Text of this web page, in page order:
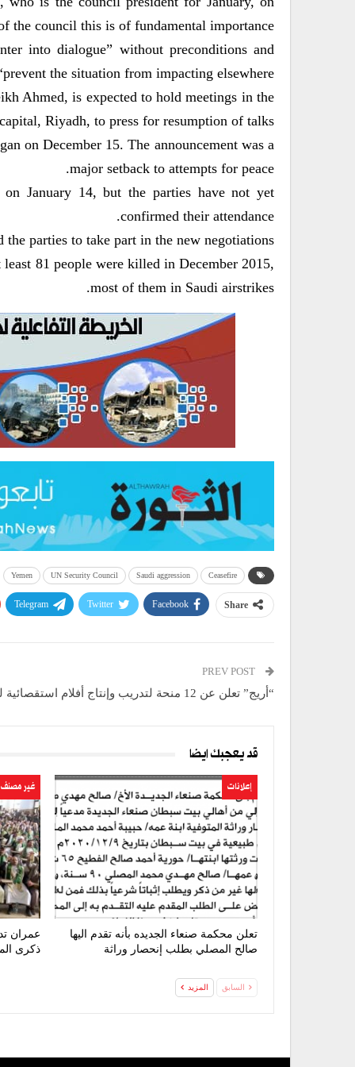
the council this is of fundamental importance.”
into dialogue” without preconditions and
the situation from impacting elsewhere.”
Ahmed, is expected to hold meetings in the
Riyadh, to press for resumption of talks.
on December 15. The announcement was a
major setback to attempts for peace.
January 14, but the parties have not yet
confirmed their attendance.
parties to take part in the new negotiations.
81 people were killed in December 2015,
most of them in Saudi airstrikes.
Ceasefire
Saudi aggression
UN Security Council
Yemen
Share
Facebook
Twitter
Telegram
“أريج” تعلن عن 12 منحة لتدريب وإنتاج أفلام استقصائية لعام 2016
قد يعجبك ايضا
إعلانات
تعلن محكمة صنعاء الجديده بأنه تقدم اليها
صالح المصلي بطلب إنحصار وراثة
غير مصنف
عمران
ذكرى
السابق المزيد